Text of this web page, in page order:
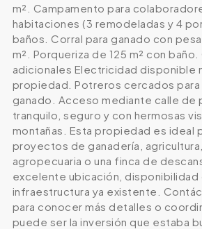
m². Campamento para
habitaciones (3 remodeladas y 4
baños. Corral para ganado con
m². Porqueriza de 125 m² con
adicionales Electricidad disponible
propiedad. Potreros cercados para
ganado. Acceso mediante calle de
tranquilo, seguro y con hermosas
montañas. Esta propiedad es ideal
proyectos de ganadería,
agropecuaria o una finca de
excelente ubicación, disponibilidad
infraestructura ya existente.
para conocer más detalles o
puede ser la inversión que estaba